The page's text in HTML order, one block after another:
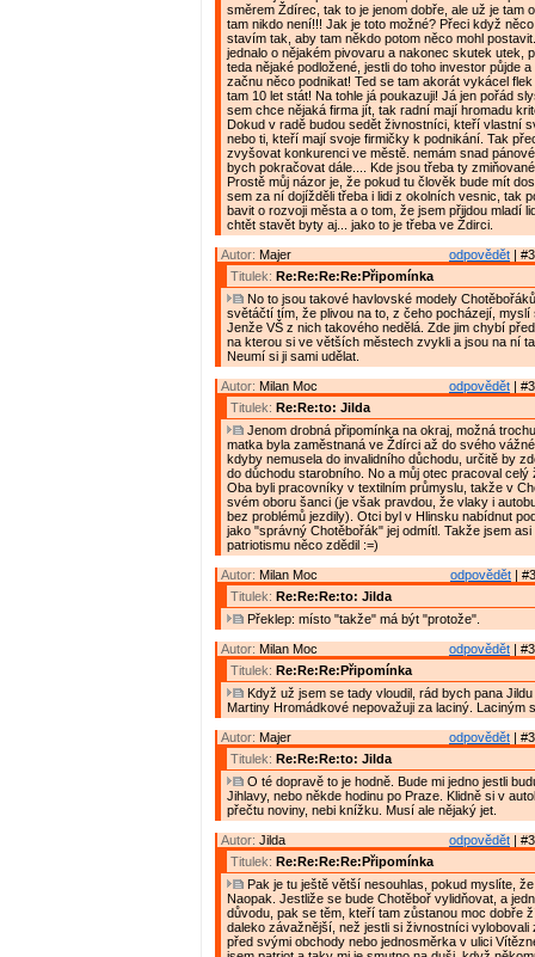
směrem Ždírec, tak to je jenom dobře, ale už je tam
tam nikdo není!!! Jak je toto možné? Přeci když
stavím tak, aby tam někdo potom něco mohl
jednalo o nějakém pivovaru a nakonec skutek utek,
teda nějaké podložené, jestli do toho investor půjde
začnu něco podnikat! Ted se tam akorát vykácel
tam 10 let stát! Na tohle já poukazuji! Já jen pořád
sem chce nějaká firma jít, tak radní mají hromadu
Dokud v radě budou sedět živnostníci, kteří vlastní
nebo ti, kteří mají svoje firmičky k podnikání. Tak
zvyšovat konkurenci ve městě. nemám snad
bych pokračovat dále.... Kde jsou třeba ty
Prostě můj názor je, že pokud tu člověk bude mít
sem za ní dojížděli třeba i lidi z okolních vesnic, tak
bavit o rozvoji města a o tom, že jsem přijdou mladí
chtět stavět byty aj... jako to je třeba ve Ždirci.
odpovědět |
Autor: Majer
Titulek: Re:Re:Re:Re:Připomínka
No to jsou takové havlovské modely
světáčtí tím, že plivou na to, z čeho pocházejí, myslí
Jenže VŠ z nich takového nedělá. Zde jim chybí
na kterou si ve větších městech zvykli a jsou na ní
Neumí si ji sami udělat.
odpovědět |
Autor: Milan Moc
Titulek: Re:Re:to: Jilda
Jenom drobná připomínka na okraj, možná
matka byla zaměstnaná ve Ždírci až do svého
kdyby nemusela do invalidního důchodu, určitě by
do důchodu starobního. No a můj otec pracoval celý
Oba byli pracovníky v textilním průmyslu, takže v
svém oboru šanci (je však pravdou, že vlaky i
bez problémů jezdily). Otci byl v Hlinsku nabídnut
jako "správný Chotěbořák" jej odmítl. Takže jsem asi
patriotismu něco zdědil :=)
odpovědět |
Autor: Milan Moc
Titulek: Re:Re:Re:to: Jilda
Překlep: místo "takže" má být "protože".
odpovědět |
Autor: Milan Moc
Titulek: Re:Re:Re:Připomínka
Když už jsem se tady vloudil, rád bych pana
Martiny Hromádkové nepovažuji za laciný. Laciným
odpovědět |
Autor: Majer
Titulek: Re:Re:Re:to: Jilda
O té dopravě to je hodně. Bude mi jedno jestli
Jihlavy, nebo někde hodinu po Praze. Klidně si v
přečtu noviny, nebi knížku. Musí ale nějaký jet.
odpovědět |
Autor: Jilda
Titulek: Re:Re:Re:Re:Připomínka
Pak je tu ještě větší nesouhlas, pokud myslíte,
Naopak. Jestliže se bude Chotěboř vylidňovat, a
důvodu, pak se těm, kteří tam zůstanou moc dobře
daleko závažnější, než jestli si živnostníci
před svými obchody nebo jednosměrka v ulici